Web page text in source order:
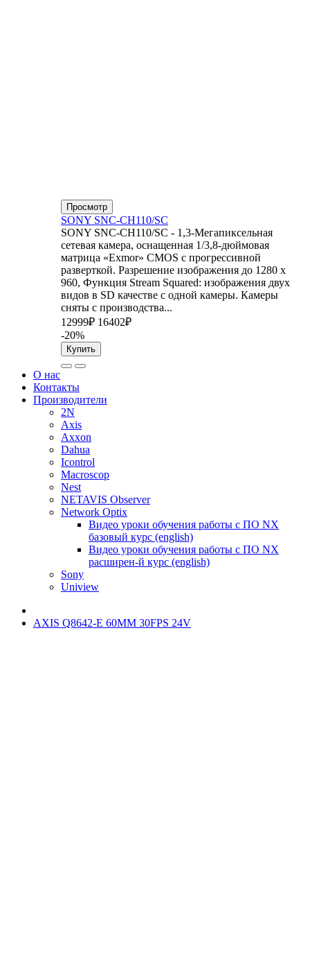
Просмотр
SONY SNC-CH110/SC
SONY SNC-CH110/SC - 1,3-Мегапиксельная
сетевая камера, оснащенная 1/3,8-дюймовая
матрица «Exmor» CMOS с прогрессивной
разверткой. Разрешение изображения до 1280 x
960, Функция Stream Squared: изображения двух
видов в SD качестве с одной камеры. Камеры
сняты с производства...
12999₽ 16402₽
-20%
Купить
О нас
Контакты
Производители
2N
Axis
Axxon
Dahua
Icontrol
Macroscop
Nest
NETAVIS Observer
Network Optix
Видео уроки обучения работы с ПО NX
базовый курс (english)
Видео уроки обучения работы с ПО NX
расширен-й курс (english)
Sony
Uniview
AXIS Q8642-E 60MM 30FPS 24V